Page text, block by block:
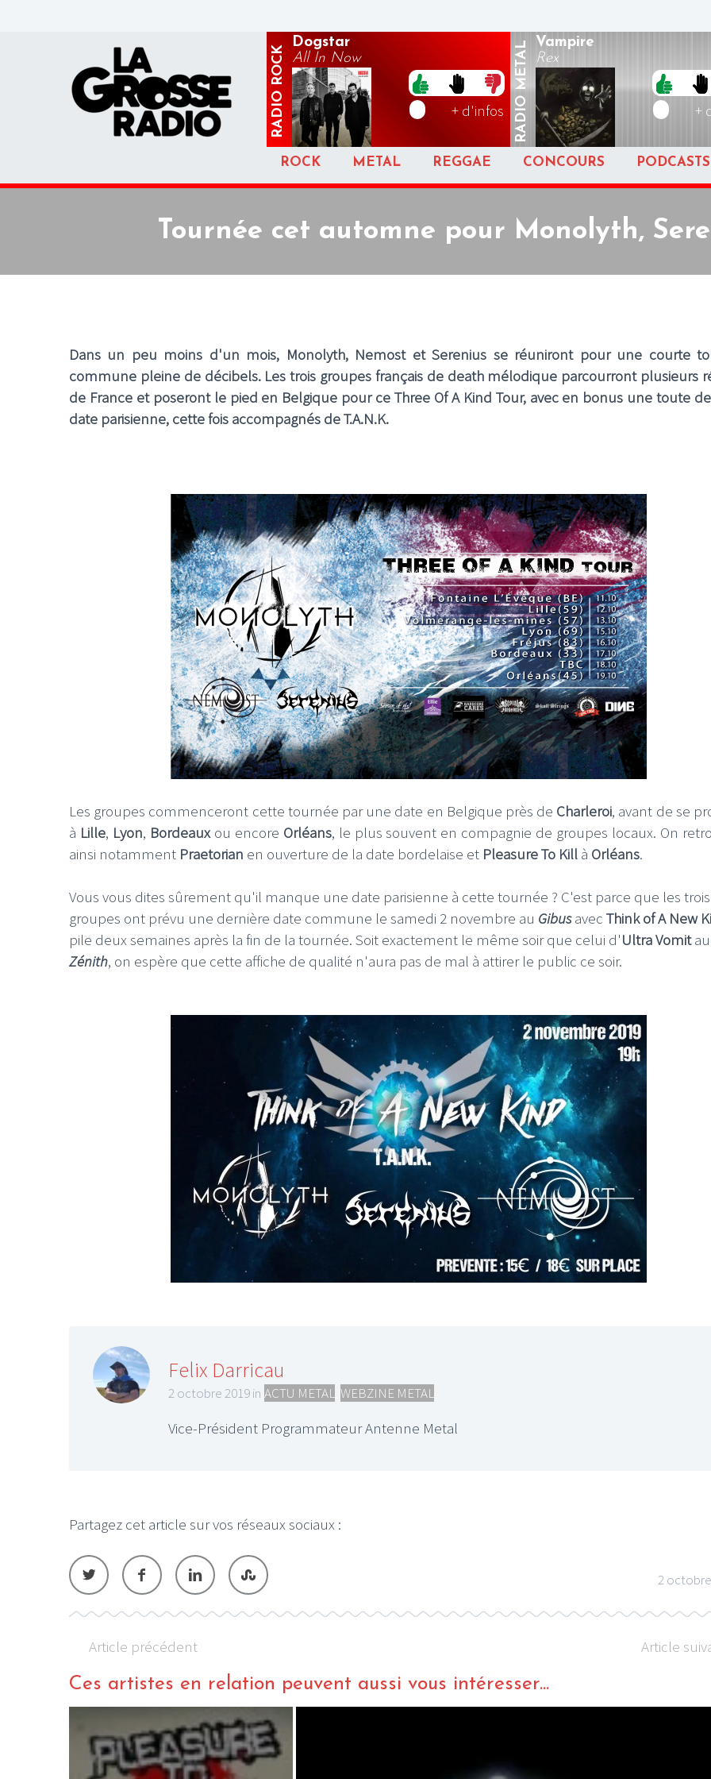
RADIO
ROCK
Dogstar
All In Now
+ d'infos RADIO
METAL Vampire
Rex
+
ROCK METAL REGGAE CONCOURS PODCASTS
Tournée cet automne pour Monolyth,
Dans un peu moins d'un mois, Monolyth, Nemost et Serenius se réuniront pour une courte
commune pleine de décibels. Les trois groupes français de death mélodique parcourront plusieurs
de France et poseront le pied en Belgique pour ce Three Of A Kind Tour, avec en bonus une toute
date parisienne, cette fois accompagnés de T.A.N.K.
Les groupes commenceront cette tournée par une date en Belgique près de Charleroi, avant de se
à Lille, Lyon, Bordeaux ou encore Orléans, le plus souvent en compagnie de groupes locaux. On
ainsi notamment Praetorian en ouverture de la date bordelaise et Pleasure To Kill à Orléans.
Vous vous dites sûrement qu'il manque une date parisienne à cette tournée ? C'est parce que les trois
groupes ont prévu une dernière date commune le samedi 2 novembre au Gibusavec Think of A New
pile deux semaines après la fin de la tournée. Soit exactement le même soir que celui d'Ultra Vomitau
Zénith, on espère que cette affiche de qualité n'aura pas de mal à attirer le public ce soir.
Felix Darricau
2 octobre 2019 in ACTU METAL WEBZINE METAL
Vice-Président Programmateur Antenne Metal
Partagez cet article sur vos réseaux sociaux :
2
Article précédent Article
Ces artistes en relation peuvent aussi vous intéresser...
LE GROS RIFFIFI –
Christmas Riffifi 2025 !!!
LE GROS RIFFIFI
LE GROS RIFFIFI –
The Covers !!!